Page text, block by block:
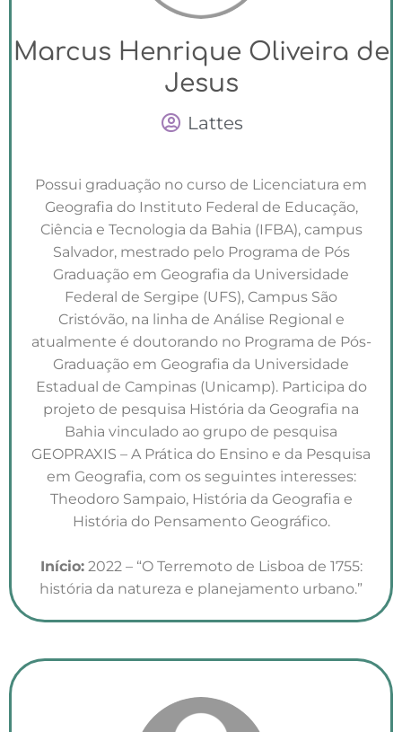
Marcus Henrique Oliveira de
Jesus
Lattes
Possui graduação no curso de Licenciatura em
Geografia do Instituto Federal de Educação,
Ciência e Tecnologia da Bahia (IFBA), campus
Salvador, mestrado pelo Programa de Pós
Graduação em Geografia da Universidade
Federal de Sergipe (UFS), Campus São
Cristóvão, na linha de Análise Regional e
atualmente é doutorando no Programa de Pós-
Graduação em Geografia da Universidade
Estadual de Campinas (Unicamp). Participa do
projeto de pesquisa História da Geografia na
Bahia vinculado ao grupo de pesquisa
GEOPRAXIS – A Prática do Ensino e da Pesquisa
em Geografia, com os seguintes interesses:
Theodoro Sampaio, História da Geografia e
História do Pensamento Geográfico.
Início:2022 – “O Terremoto de Lisboa de 1755:
história da natureza e planejamento urbano.”